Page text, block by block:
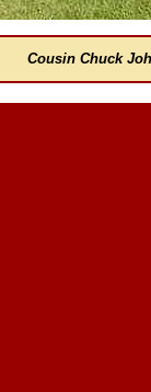
Cousin Chuck